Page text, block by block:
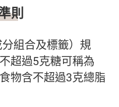
則
組合及標籤）規
超過5克糖可稱為
物含不超過3克總脂